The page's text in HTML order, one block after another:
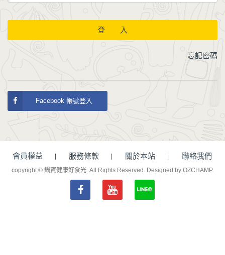
登 入
忘記密碼
Facebook 帳號登入
會員權益 服務條款 關於本站 聯絡我們
copyright © 鍋寶健康好食光. All Rights Reserved. Designed by OZCHAMP.